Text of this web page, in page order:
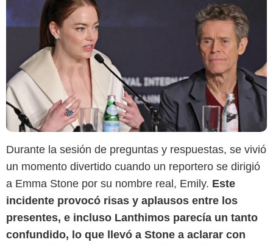
Durante la sesión de preguntas y respuestas, se vivió
un momento divertido cuando un reportero se dirigió
a Emma Stone por su nombre real, Emily. Este
incidente provocó risas y aplausos entre los
presentes, e incluso Lanthimos parecía un tanto
confundido, lo que llevó a Stone a aclarar con